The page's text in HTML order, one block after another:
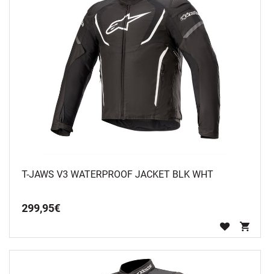
T-JAWS V3 WATERPROOF JACKET BLK WHT
299,95€